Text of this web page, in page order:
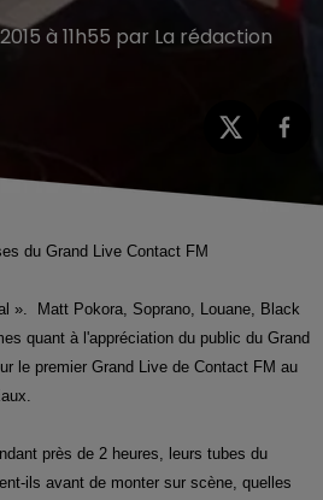
à 11h55 par La rédaction
». Matt Pokora, Soprano, Louane, Black
quant à l'appréciation du public du Grand
le premier Grand Live de Contact FM au
près de 2 heures, leurs tubes du
ils avant de monter sur scène, quelles